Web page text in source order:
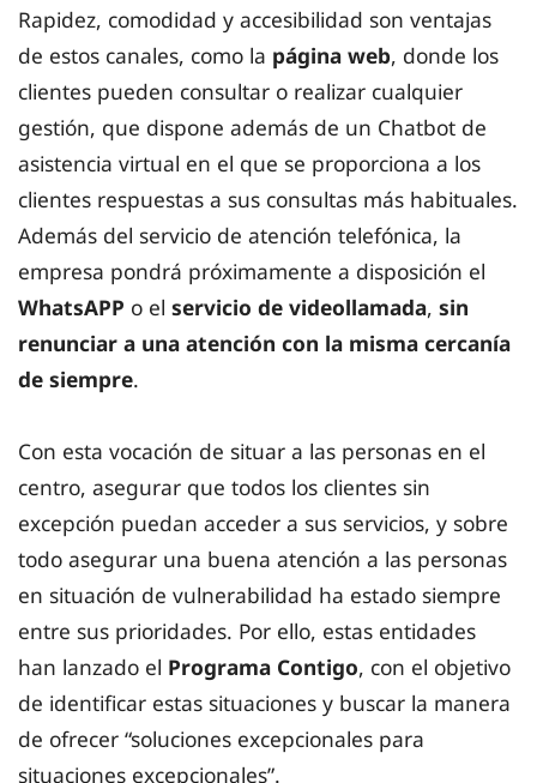
Rapidez, comodidad y accesibilidad son ventajas
de estos canales, como la página web, donde los
clientes pueden consultar o realizar cualquier
gestión, que dispone además de un Chatbot de
asistencia virtual en el que se proporciona a los
clientes respuestas a sus consultas más habituales.
Además del servicio de atención telefónica, la
empresa pondrá próximamente a disposición el
WhatsAPP o el servicio de videollamada, sin
renunciar a una atención con la misma cercanía
de siempre.
Con esta vocación de situar a las personas en el
centro, asegurar que todos los clientes sin
excepción puedan acceder a sus servicios, y sobre
todo asegurar una buena atención a las personas
en situación de vulnerabilidad ha estado siempre
entre sus prioridades. Por ello, estas entidades
han lanzado el Programa Contigo, con el objetivo
de identificar estas situaciones y buscar la manera
de ofrecer “soluciones excepcionales para
situaciones excepcionales”.